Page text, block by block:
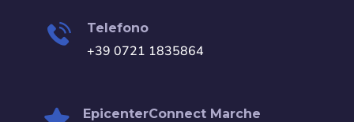
Telefono
+39 0721 1835864
EpicenterConnect Marche